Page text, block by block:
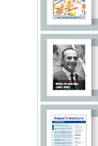
giugno 2019 alle 11.58.